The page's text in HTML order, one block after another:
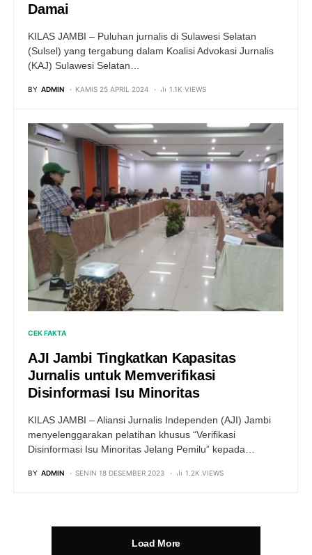
Damai
KILAS JAMBI – Puluhan jurnalis di Sulawesi Selatan
(Sulsel) yang tergabung dalam Koalisi Advokasi Jurnalis
(KAJ) Sulawesi Selatan…
BY ADMIN KAMIS 25 APRIL 2024 1.1K VIEWS
CEK FAKTA
AJI Jambi Tingkatkan Kapasitas
Jurnalis untuk Memverifikasi
Disinformasi Isu Minoritas
KILAS JAMBI – Aliansi Jurnalis Independen (AJI) Jambi
menyelenggarakan pelatihan khusus “Verifikasi
Disinformasi Isu Minoritas Jelang Pemilu” kepada…
BY ADMIN SENIN 18 DESEMBER 2023 1.2K VIEWS
Load More